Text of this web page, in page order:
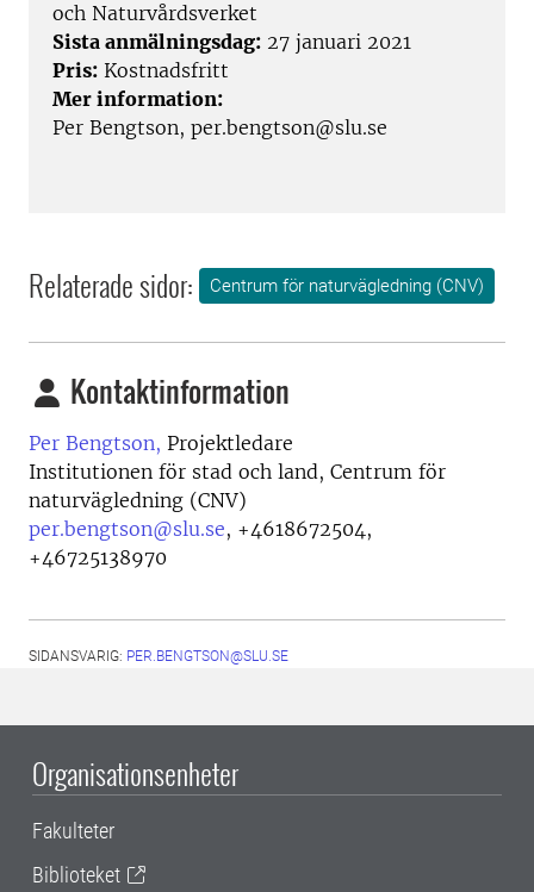
och Naturvårdsverket
Sista anmälningsdag: 27 januari 2021
Pris: Kostnadsfritt
Mer information:
Per Bengtson, per.bengtson@slu.se
Relaterade sidor: Centrum för naturvägledning (CNV)
Kontaktinformation
Per Bengtson, Projektledare
Institutionen för stad och land, Centrum för
naturvägledning (CNV)
per.bengtson@slu.se, +4618672504,
+46725138970
SIDANSVARIG: PER.BENGTSON@SLU.SE
Organisationsenheter
Fakulteter
Biblioteket